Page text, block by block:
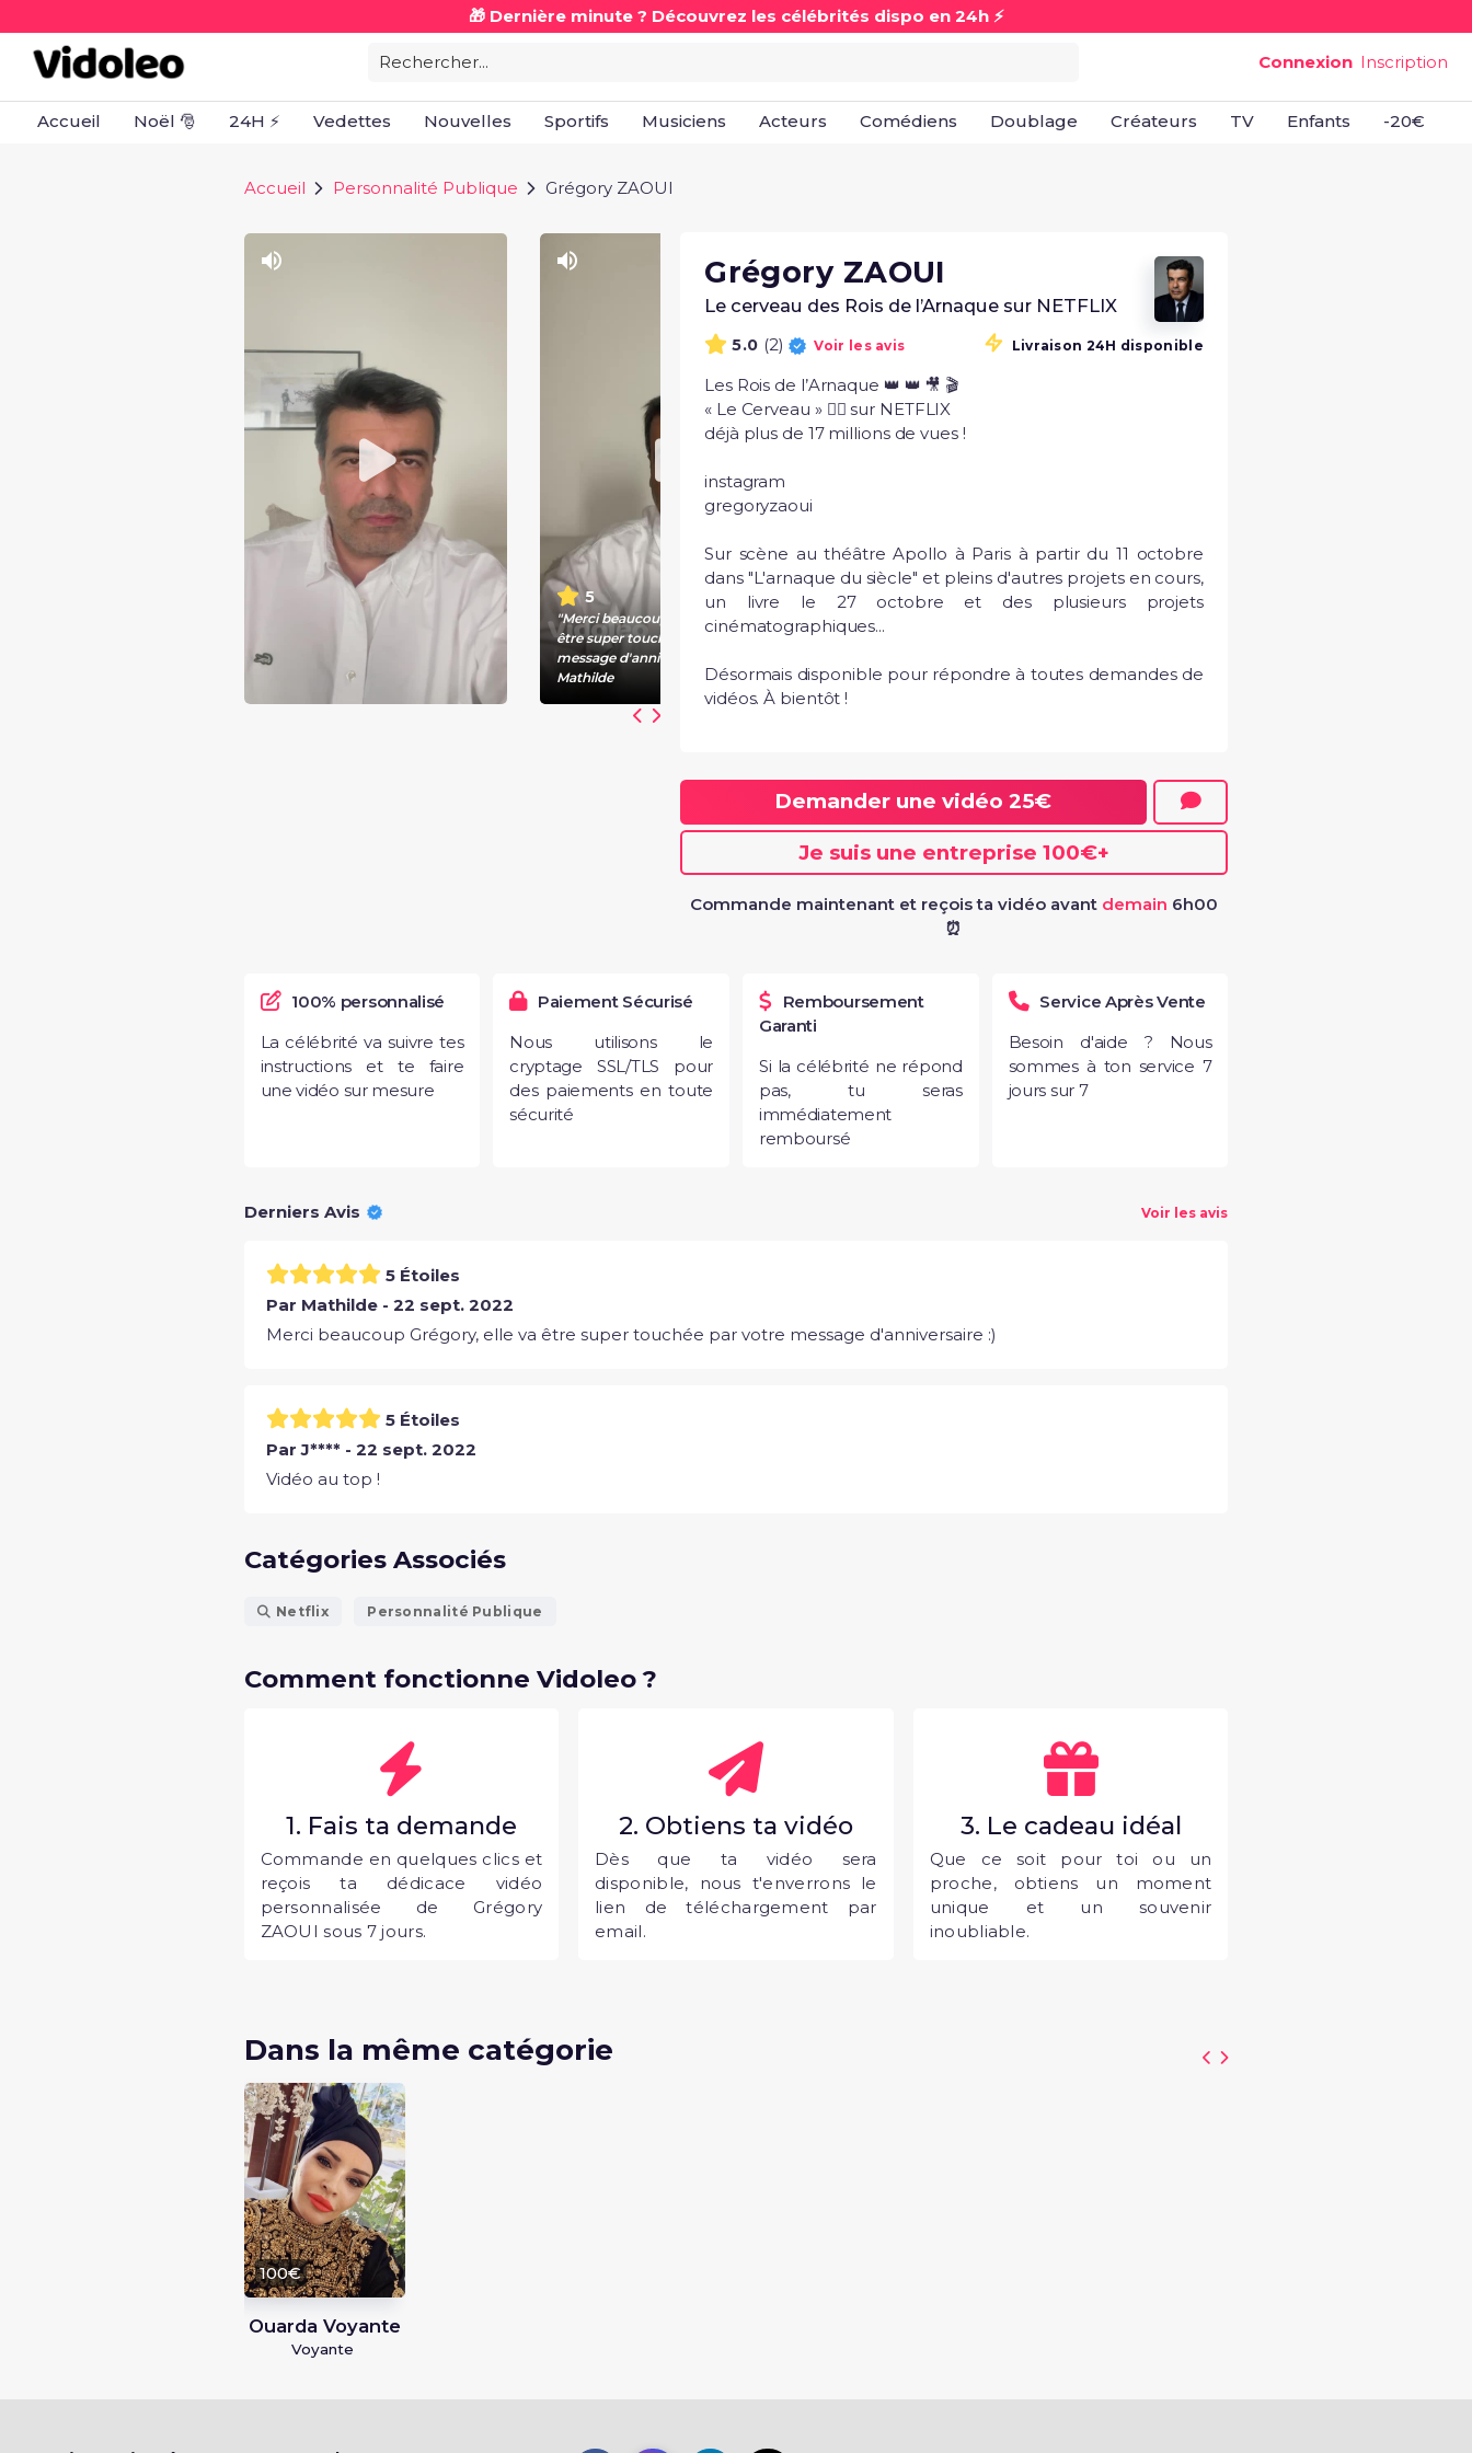
🎁 Dernière minute ? Découvrez les célébrités dispo en 24h ⚡
Rechercher... Connexion Inscription
Accueil Noël 🎅 24H ⚡ Vedettes Nouvelles Sportifs Musiciens Acteurs Comédiens Doublage Créateurs TV Enfants -20€
Accueil Personnalité Publique Grégory ZAOUI
5
"Merci beaucoup Grégory, elle va
être super touchée par votre
message d'anniversaire :)" -
Mathilde
Grégory ZAOUI
Le cerveau des Rois de l’Arnaque sur NETFLIX
5.0 (2) Voir les avis Livraison 24H disponible
Les Rois de l’Arnaque 👑 👑 🎥 🎬
« Le Cerveau » 🧞‍♂️ sur NETFLIX
déjà plus de 17 millions de vues !
instagram
gregoryzaoui
Sur scène au théâtre Apollo à Paris à partir du 11 octobre
dans "L'arnaque du siècle" et pleins d'autres projets en cours,
un livre le 27 octobre et des plusieurs projets
cinématographiques...
Désormais disponible pour répondre à toutes demandes de
vidéos. À bientôt !
Demander une vidéo25€
Je suis une entreprise 100€+
Commande maintenant et reçois ta vidéo avant demain 6h00
⏰
100% personnalisé
La célébrité va suivre tes
instructions et te faire
une vidéo sur mesure
Paiement Sécurisé
Nous utilisons le
cryptage SSL/TLS pour
des paiements en toute
sécurité
Remboursement
Garanti
Si la célébrité ne répond
pas, tu seras
immédiatement
remboursé
Service Après Vente
Besoin d'aide ? Nous
sommes à ton service 7
jours sur 7
Derniers Avis Voir les avis
5 Étoiles
Par Mathilde - 22 sept. 2022
Merci beaucoup Grégory, elle va être super touchée par votre message d'anniversaire :)
5 Étoiles
Par J**** - 22 sept. 2022
Vidéo au top !
Catégories Associés
Netflix Personnalité Publique
Comment fonctionne Vidoleo ?
1. Fais ta demande
Commande en quelques clics et
reçois ta dédicace vidéo
personnalisée de Grégory
ZAOUI sous 7 jours.
2. Obtiens ta vidéo
Dès que ta vidéo sera
disponible, nous t'enverrons le
lien de téléchargement par
email.
3. Le cadeau idéal
Que ce soit pour toi ou un
proche, obtiens un moment
unique et un souvenir
inoubliable.
Dans la même catégorie
100€
Ouarda Voyante
Voyante